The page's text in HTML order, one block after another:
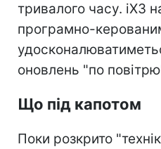
тривалого часу. iX3
програмно-
оновлень "по
Що під капотом
Поки розкрито